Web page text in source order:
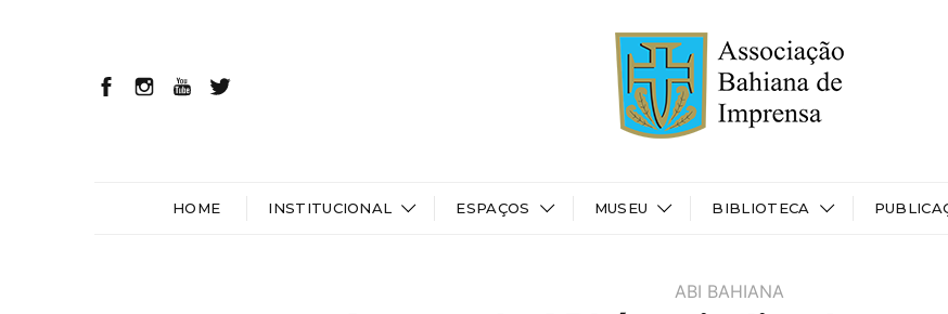
HOME INSTITUCIONAL ESPAÇOS MUSEU BIBLIOTECA
ABI BAHIANA